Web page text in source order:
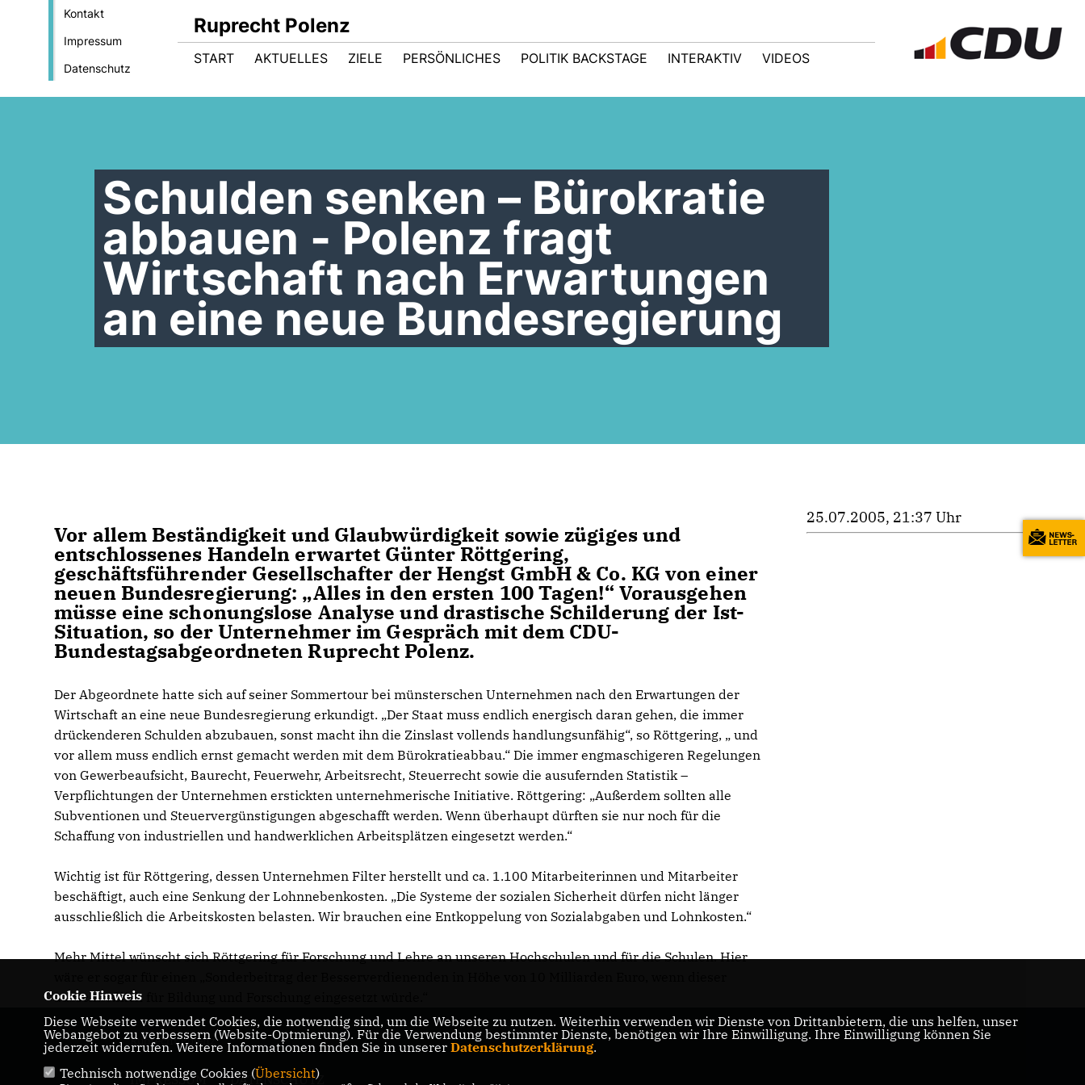
Kontakt
Impressum
Datenschutz
Ruprecht Polenz
START AKTUELLES ZIELE PERSÖNLICHES POLITIK BACKSTAGE INTERAKTIV VIDEOS
Schulden senken – Bürokratie
abbauen - Polenz fragt
Wirtschaft nach Erwartungen
an eine neue Bundesregierung
Vor allem Beständigkeit und Glaubwürdigkeit sowie zügiges und
entschlossenes Handeln erwartet Günter Röttgering,
geschäftsführender Gesellschafter der Hengst GmbH & Co. KG von einer
neuen Bundesregierung: „Alles in den ersten 100 Tagen!“ Vorausgehen
müsse eine schonungslose Analyse und drastische Schilderung der Ist-
Situation, so der Unternehmer im Gespräch mit dem CDU-
Bundestagsabgeordneten Ruprecht Polenz.
Der Abgeordnete hatte sich auf seiner Sommertour bei münsterschen Unternehmen nach den Erwartungen der
Wirtschaft an eine neue Bundesregierung erkundigt. „Der Staat muss endlich energisch daran gehen, die immer
drückenderen Schulden abzubauen, sonst macht ihn die Zinslast vollends handlungsunfähig“, so Röttgering, „ und
vor allem muss endlich ernst gemacht werden mit dem Bürokratieabbau.“ Die immer engmaschigeren Regelungen
von Gewerbeaufsicht, Baurecht, Feuerwehr, Arbeitsrecht, Steuerrecht sowie die ausufernden Statistik –
Verpflichtungen der Unternehmen erstickten unternehmerische Initiative. Röttgering: „Außerdem sollten alle
Subventionen und Steuervergünstigungen abgeschafft werden. Wenn überhaupt dürften sie nur noch für die
Schaffung von industriellen und handwerklichen Arbeitsplätzen eingesetzt werden.“
Wichtig ist für Röttgering, dessen Unternehmen Filter herstellt und ca. 1.100 Mitarbeiterinnen und Mitarbeiter
beschäftigt, auch eine Senkung der Lohnnebenkosten. „Die Systeme der sozialen Sicherheit dürfen nicht länger
ausschließlich die Arbeitskosten belasten. Wir brauchen eine Entkoppelung von Sozialabgaben und Lohnkosten.“
Mehr Mittel wünscht sich Röttgering für Forschung und Lehre an unseren Hochschulen und für die Schulen. Hier
ausschließlich für Bildung und Forschung eingesetzt würde.“
25.07.2005, 21:37 Uhr
Ruprecht Polenz
IMPRESSUM DATENSCHUTZ
Cookie Hinweis
Diese Webseite verwendet Cookies, die notwendig sind, um die Webseite zu nutzen. Weiterhin verwenden wir Dienste von Drittanbietern, die uns helfen, unser
Webangebot zu verbessern (Website-Optmierung). Für die Verwendung bestimmter Dienste, benötigen wir Ihre Einwilligung. Ihre Einwilligung können Sie
jederzeit widerrufen. Weitere Informationen finden Sie in unserer Datenschutzerklärung.
Technisch notwendige Cookies (Übersicht)